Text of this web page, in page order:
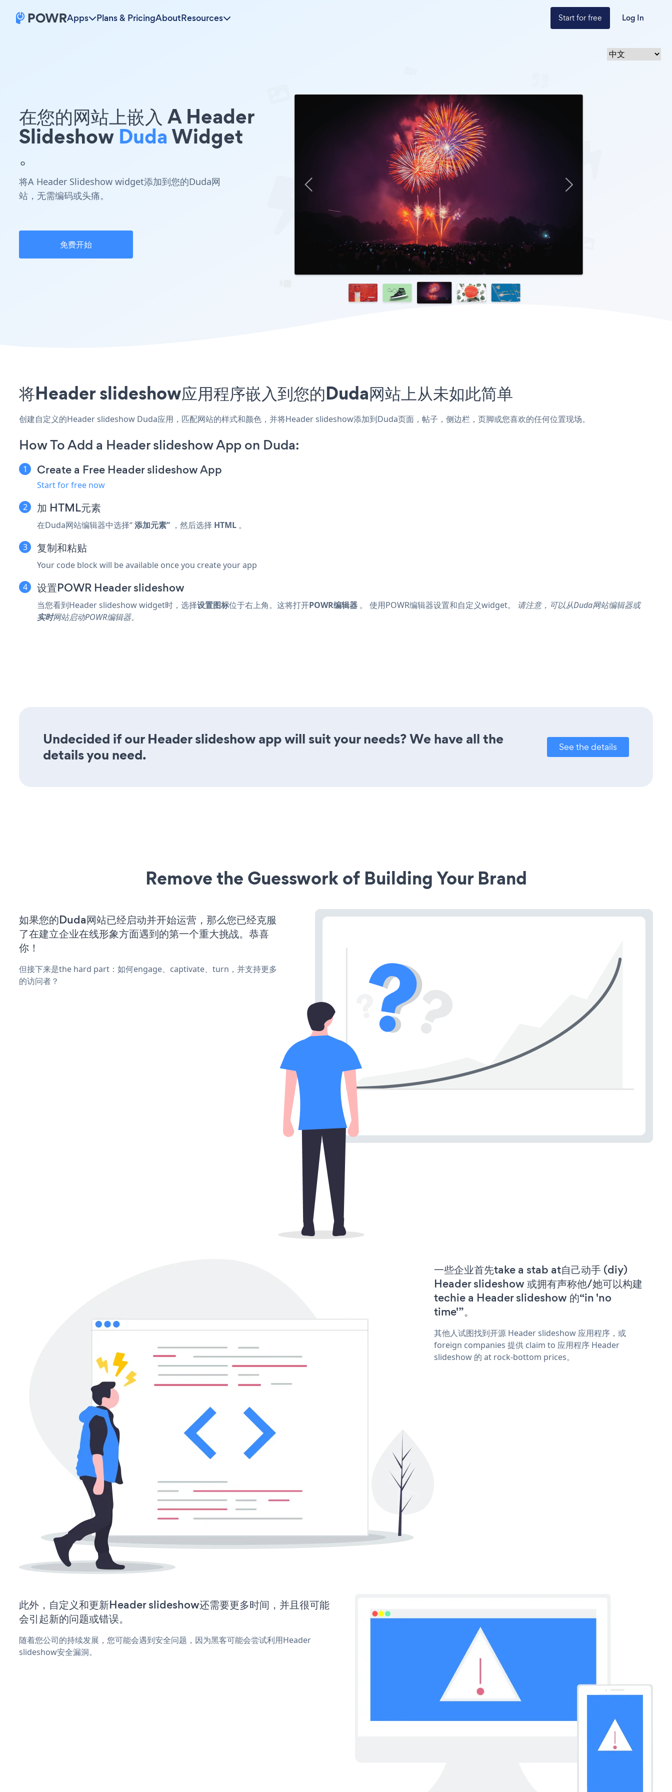
Apps Plans & PricingAboutResources Start for free Log In
在您的网站上嵌入 A Header
Slideshow DudaWidget
。
将A Header Slideshow widget添加到您的Duda网
站，无需编码或头痛。
免费开始
将Header slideshow应用程序嵌入到您的Duda网站上从未如此简单
创建自定义的Header slideshow Duda应用，匹配网站的样式和颜色，并将Header slideshow添加到Duda页面，帖子，侧边栏，页脚或您喜欢的任何位置现场。
How To Add a Header slideshow App on Duda:
Create a Free Header slideshow App
Start for free now
加 HTML元素
在Duda网站编辑器中选择“添加元素” ，然后选择 HTML 。
复制和粘贴
Your code block will be available once you create your app
设置POWR Header slideshow
当您看到Header slideshow widget时，选择设置图标位于右上角。这将打开POWR编辑器 。 使用POWR编辑器设置和自定义widget。 请注意，可以从Duda网站编辑器或
实时网站启动POWR编辑器。
Undecided if our Header slideshow app will suit your needs? We have all the
details you need.
See the details
Remove the Guesswork of Building Your Brand
如果您的Duda网站已经启动并开始运营，那么您已经克服
了在建立企业在线形象方面遇到的第一个重大挑战。恭喜
你！
但接下来是the hard part：如何engage、captivate、turn，并支持更多
的访问者？
一些企业首先take a stab at自己动手 (diy)
Header slideshow 或拥有声称他/她可以构建
techie a Header slideshow 的“in 'no
time'”。
其他人试图找到开源 Header slideshow 应用程序，或
foreign companies 提供 claim to 应用程序 Header
slideshow 的 at rock-bottom prices。
此外，自定义和更新Header slideshow还需要更多时间，并且很可能
会引起新的问题或错误。
随着您公司的持续发展，您可能会遇到安全问题，因为黑客可能会尝试利用Header
slideshow安全漏洞。